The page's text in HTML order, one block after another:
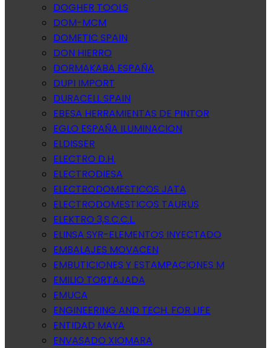
DOGHER TOOLS
DOM-MCM
DOMETIC SPAIN
DON HIERRO
DORMAKABA ESPAÑA
DUPI IMPORT
DURACELL SPAIN
EBESA HERRAMIENTAS DE PINTOR
EGLO ESPAÑA ILUMINACION
ELDISSER
ELECTRO D.H.
ELECTRODIESA
ELECTRODOMESTICOS JATA
ELECTRODOMESTICOS TAURUS
ELEKTRO 3,S.C.C.L.
ELINSA SYR-ELEMENTOS INYECTADO
EMBALAJES MOVACEN
EMBUTICIONES Y ESTAMPACIONES M
EMILIO TORTAJADA
EMUCA
ENGINEERING AND TECH. FOR LIFE
ENTIDAD MAYA
ENVASADO XIOMARA